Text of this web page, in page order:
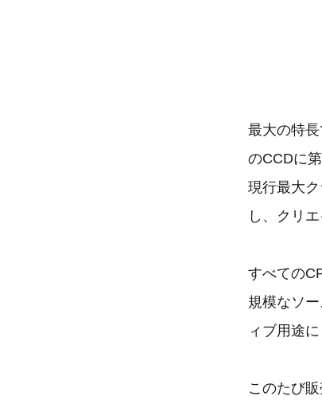
最大の特
のCCDに
現行最大
し、クリ
すべての
規模なソ
ィブ用途
このたび